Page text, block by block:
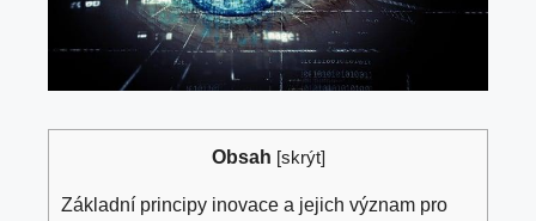
Obsah [skrýt]
Základní principy inovace a jejich význam pro